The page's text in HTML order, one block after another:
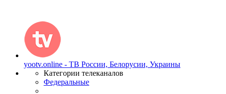
yootv.online - ТВ России, Белорусии, Украины
Категории телеканалов
Федеральные